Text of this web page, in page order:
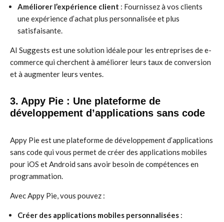
Améliorer l’expérience client : Fournissez à vos clients
une expérience d’achat plus personnalisée et plus
satisfaisante.
AI Suggests est une solution idéale pour les entreprises de e-
commerce qui cherchent à améliorer leurs taux de conversion
et à augmenter leurs ventes.
3. Appy Pie : Une plateforme de
développement d’applications sans code
Appy Pie est une plateforme de développement d’applications
sans code qui vous permet de créer des applications mobiles
pour iOS et Android sans avoir besoin de compétences en
programmation.
Avec Appy Pie, vous pouvez :
Créer des applications mobiles personnalisées :